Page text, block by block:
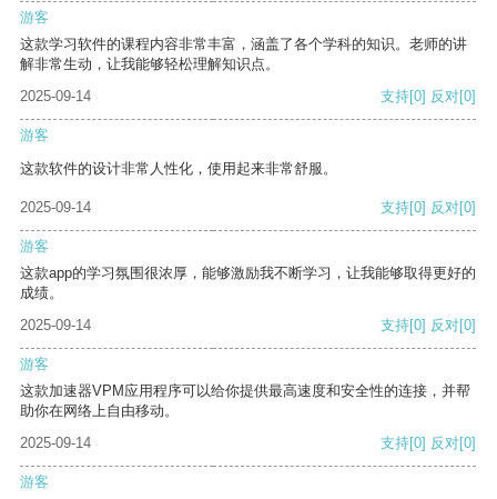
游客
这款学习软件的课程内容非常丰富，涵盖了各个学科的知识。老师的讲
解非常生动，让我能够轻松理解知识点。
2025-09-14
支持[0] 反对[0]
游客
这款软件的设计非常人性化，使用起来非常舒服。
2025-09-14 支持[0] 反对[0]
游客
这款app的学习氛围很浓厚，能够激励我不断学习，让我能够取得更好的
成绩。
2025-09-14
支持[0] 反对[0]
游客
这款加速器VPM应用程序可以给你提供最高速度和安全性的连接，并帮
助你在网络上自由移动。
2025-09-14
支持[0] 反对[0]
游客